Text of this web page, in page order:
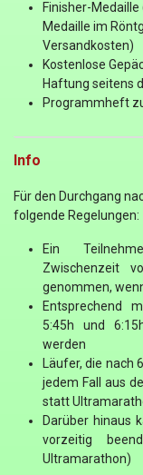
Finisher-Medaille
Medaille im
Versandkosten)
Kostenlose
Haftung seitens
Programmheft
Info
Für den Durchgang
folgende Regelungen:
Ein
Zwischenzeit
genommen,
Entsprechend
5:45h und
werden
Läufer, die nach
jedem Fall aus
statt
Darüber hinaus
vorzeitig
Ultramarathon)